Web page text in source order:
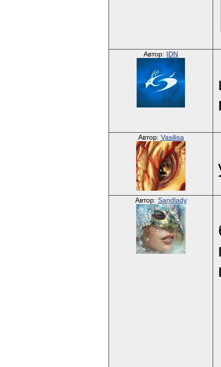
Автор: IDN
Автор: Vasilisa
Автор: Sandlady